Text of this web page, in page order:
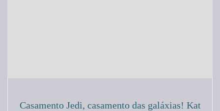
Casamento Jedi, casamento das galáxias! Kat